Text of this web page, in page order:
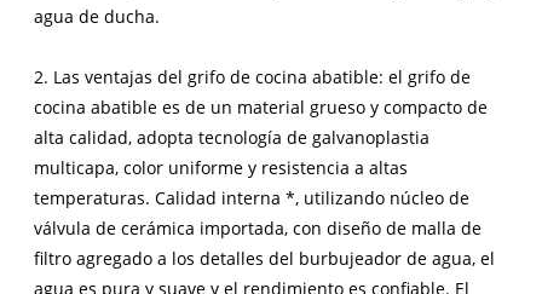
agua de ducha.
2. Las ventajas del grifo de cocina abatible: el grifo de
cocina abatible es de un material grueso y compacto de
alta calidad, adopta tecnología de galvanoplastia
multicapa, color uniforme y resistencia a altas
temperaturas. Calidad interna *, utilizando núcleo de
válvula de cerámica importada, con diseño de malla de
filtro agregado a los detalles del burbujeador de agua, el
agua es pura y suave y el rendimiento es confiable. El